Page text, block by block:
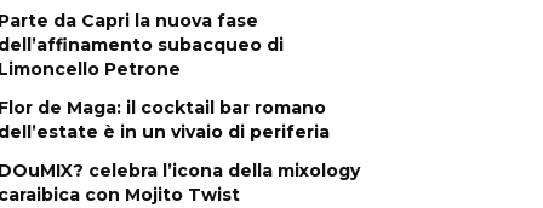
da Capri la nuova fase
subacqueo di
Petrone
de Maga: il cocktail bar romano
è in un vivaio di periferia
celebra l’icona della mixology
con Mojito Twist